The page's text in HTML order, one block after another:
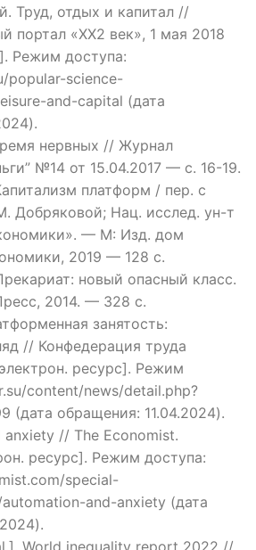
Труд, отдых и капитал //
портал «XX2 век», 1 мая 2018
Режим доступа:
popular-science-
and-capital (дата
нервных // Журнал
№14 от 15.04.2017 — с. 16-19.
платформ / пер. с
Добряковой; Нац. исслед. ун-т
— М: Изд. дом
2019 — 128 с.
новый опасный класс.
2014. — 328 с.
занятость:
// Конфедерация труда
ресурс]. Режим
content/news/detail.php?
(дата обращения: 11.04.2024).
anxiety // The Economist.
ресурс]. Режим доступа:
special-
and-anxiety (дата